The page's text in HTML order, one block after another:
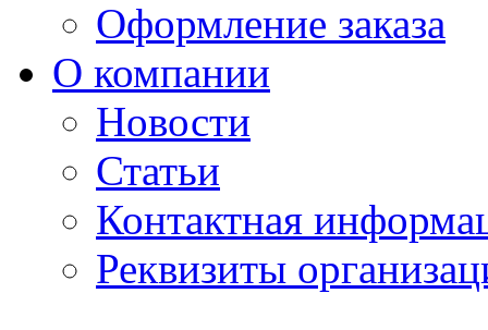
Оформление заказа
О компании
Новости
Статьи
Контактная
Реквизиты